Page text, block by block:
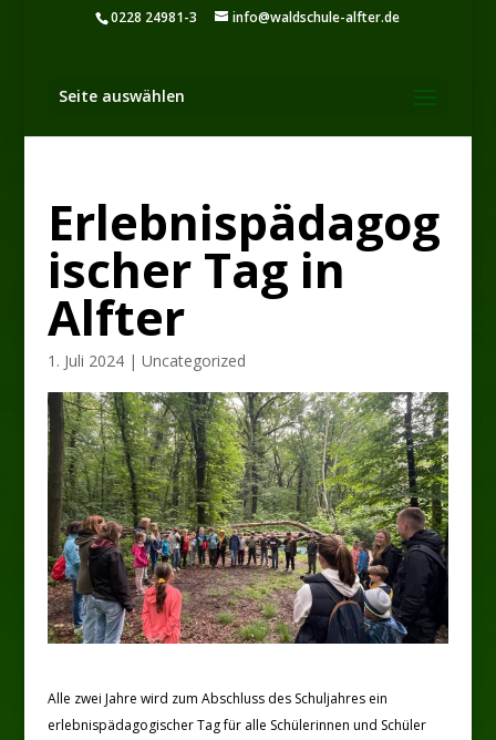
0228 24981-3 info@waldschule-alfter.de
Seite auswählen
Erlebnispädagog
ischer Tag in
Alfter
1. Juli 2024| Uncategorized
Alle zwei Jahre wird zum Abschluss des Schuljahres ein
erlebnispädagogischer Tag für alle Schülerinnen und Schüler